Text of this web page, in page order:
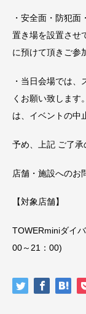
・安全面・防犯
置き場を設置させ
に預けて頂きご参
・当日会場では
くお願い致します
は、イベントの中
予め、上記 ご了承
店舗・施設へのお
【対象店舗】
TOWERminiダイ
00～21：00)